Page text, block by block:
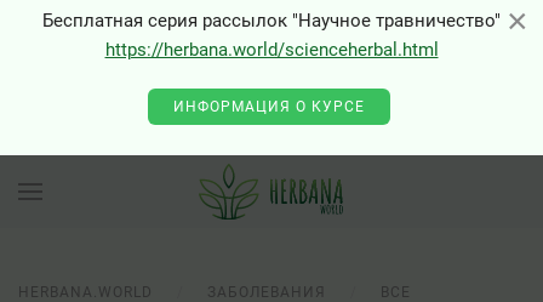
×
Бесплатная серия рассылок "Научное травничество"
https://herbana.world/scienceherbal.html
ИНФОРМАЦИЯ О КУРСЕ
HERBANA.WORLD ЗАБОЛЕВАНИЯ
ВСЕ
×
0 - Class "Joomla\Input\Json" not found